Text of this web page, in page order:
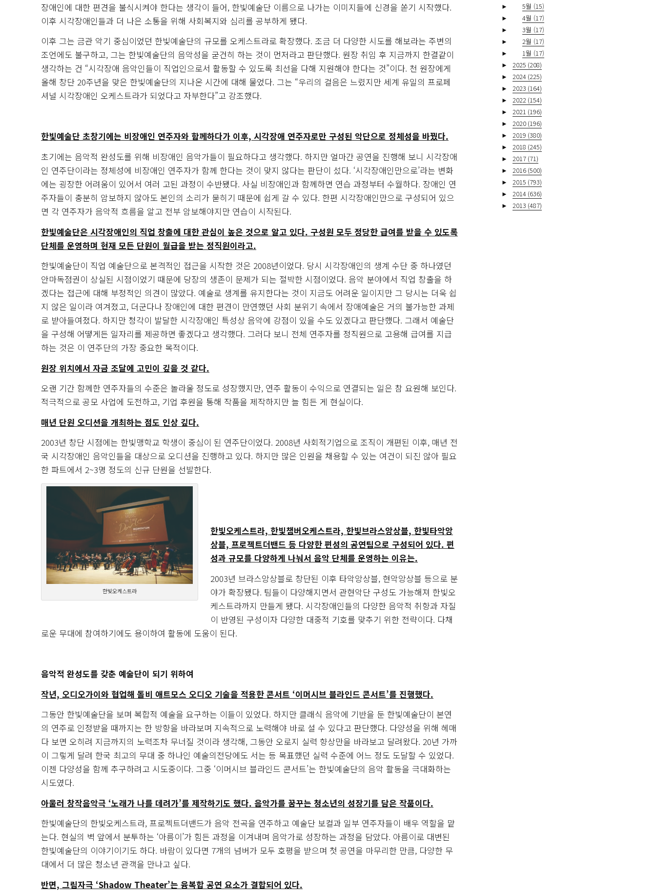
장애인에 대한 편견을 불식시켜야 한다는 생각이 들어, 한빛예술단 이름으로 나가는 이미지들에 신경을 쏟기 시작했다.
이후 시각장애인들과 더 나은 소통을 위해 사회복지와 심리를 공부하게 됐다.
이후 그는 금관 악기 중심이었던 한빛예술단의 규모를 오케스트라로 확장했다. 조금 더 다양한 시도를 해보라는 주변의
조언에도 불구하고, 그는 한빛예술단의 음악성을 굳건히 하는 것이 먼저라고 판단했다. 원장 취임 후 지금까지 한결같이
생각하는 건 “시각장애 음악인들이 직업인으로서 활동할 수 있도록 최선을 다해 지원해야 한다는 것”이다. 천 원장에게
올해 창단 20주년을 맞은 한빛예술단의 지나온 시간에 대해 물었다. 그는 “우리의 걸음은 느렸지만 세계 유일의 프로페
셔널 시각장애인 오케스트라가 되었다고 자부한다”고 강조했다.
한빛예술단 초창기에는 비장애인 연주자와 함께하다가 이후, 시각장애 연주자로만 구성된 악단으로 정체성을 바꿨다.
초기에는 음악적 완성도를 위해 비장애인 음악가들이 필요하다고 생각했다. 하지만 얼마간 공연을 진행해 보니 시각장애
인 연주단이라는 정체성에 비장애인 연주자가 함께 한다는 것이 맞지 않다는 판단이 섰다. ‘시각장애인만으로’라는 변화
에는 굉장한 어려움이 있어서 여러 고된 과정이 수반됐다. 사실 비장애인과 함께하면 연습 과정부터 수월하다. 장애인 연
주자들이 충분히 암보하지 않아도 본인의 소리가 묻히기 때문에 쉽게 갈 수 있다. 한편 시각장애인만으로 구성되어 있으
면 각 연주자가 음악적 흐름을 알고 전부 암보해야지만 연습이 시작된다.
한빛예술단은 시각장애인의 직업 창출에 대한 관심이 높은 것으로 알고 있다. 구성원 모두 정당한 급여를 받을 수 있도록
단체를 운영하며 현재 모든 단원이 월급을 받는 정직원이라고.
한빛예술단이 직업 예술단으로 본격적인 접근을 시작한 것은 2008년이었다. 당시 시각장애인의 생계 수단 중 하나였던
안마독점권이 상실된 시점이었기 때문에 당장의 생존이 문제가 되는 절박한 시점이었다. 음악 분야에서 직업 창출을 하
겠다는 접근에 대해 부정적인 의견이 많았다. 예술로 생계를 유지한다는 것이 지금도 어려운 일이지만 그 당시는 더욱 쉽
지 않은 일이라 여겨졌고, 더군다나 장애인에 대한 편견이 만연했던 사회 분위기 속에서 장애예술은 거의 불가능한 과제
로 받아들여졌다. 하지만 청각이 발달한 시각장애인 특성상 음악에 강점이 있을 수도 있겠다고 판단했다. 그래서 예술단
을 구성해 어떻게든 일자리를 제공하면 좋겠다고 생각했다. 그러다 보니 전체 연주자를 정직원으로 고용해 급여를 지급
하는 것은 이 연주단의 가장 중요한 목적이다.
원장 위치에서 자금 조달에 고민이 깊을 것 같다.
오랜 기간 함께한 연주자들의 수준은 놀라울 정도로 성장했지만, 연주 활동이 수익으로 연결되는 일은 참 요원해 보인다.
적극적으로 공모 사업에 도전하고, 기업 후원을 통해 작품을 제작하지만 늘 힘든 게 현실이다.
매년 단원 오디션을 개최하는 점도 인상 깊다.
2003년 창단 시점에는 한빛맹학교 학생이 중심이 된 연주단이었다. 2008년 사회적기업으로 조직이 개편된 이후, 매년 전
국 시각장애인 음악인들을 대상으로 오디션을 진행하고 있다. 하지만 많은 인원을 채용할 수 있는 여건이 되진 않아 필요
한 파트에서 2~3명 정도의 신규 단원을 선발한다.
한빛오케스트라
한빛오케스트라, 한빛챔버오케스트라, 한빛브라스앙상블, 한빛타악앙
상블, 프로젝트더밴드 등 다양한 편성의 공연팀으로 구성되어 있다. 편
성과 규모를 다양하게 나눠서 음악 단체를 운영하는 이유는.
2003년 브라스앙상블로 창단된 이후 타악앙상블, 현악앙상블 등으로 분
야가 확장됐다. 팀들이 다양해지면서 관현악단 구성도 가능해져 한빛오
케스트라까지 만들게 됐다. 시각장애인들의 다양한 음악적 취향과 자질
이 반영된 구성이자 다양한 대중적 기호를 맞추기 위한 전략이다. 다채
로운 무대에 참여하기에도 용이하여 활동에 도움이 된다.
음악적 완성도를 갖춘 예술단이 되기 위하여
작년, 오디오가이와 협업해 돌비 애트모스 오디오 기술을 적용한 콘서트 ‘이머시브 블라인드 콘서트’를 진행했다.
그동안 한빛예술단을 보며 복합적 예술을 요구하는 이들이 있었다. 하지만 클래식 음악에 기반을 둔 한빛예술단이 본연
의 연주로 인정받을 때까지는 한 방향을 바라보며 지속적으로 노력해야 바로 설 수 있다고 판단했다. 다양성을 위해 헤매
다 보면 오히려 지금까지의 노력조차 무너질 것이라 생각해, 그동안 오로지 실력 향상만을 바라보고 달려왔다. 20년 가까
이 그렇게 달려 한국 최고의 무대 중 하나인 예술의전당에도 서는 등 목표했던 실력 수준에 어느 정도 도달할 수 있었다.
이젠 다양성을 함께 추구하려고 시도중이다. 그중 ‘이머시브 블라인드 콘서트’는 한빛예술단의 음악 활동을 극대화하는
시도였다.
아울러 창작음악극 ‘노래가 나를 데려가’를 제작하기도 했다. 음악가를 꿈꾸는 청소년의 성장기를 담은 작품이다.
한빛예술단의 한빛오케스트라, 프로젝트더밴드가 음악 전곡을 연주하고 예술단 보컬과 일부 연주자들이 배우 역할을 맡
는다. 현실의 벽 앞에서 분투하는 ‘아름이’가 힘든 과정을 이겨내며 음악가로 성장하는 과정을 담았다. 아름이로 대변된
한빛예술단의 이야기이기도 하다. 바람이 있다면 7개의 넘버가 모두 호평을 받으며 첫 공연을 마무리한 만큼, 다양한 무
대에서 더 많은 청소년 관객을 만나고 싶다.
반면, 그림자극 ‘Shadow Theater’는 융복합 공연 요소가 결합되어 있다.
►
5월 (15)
►
4월 (17)
►
3월 (17)
►
2월 (17)
►
1월 (17)
►
2025 (208)
►
2024 (225)
►
2023 (164)
►
2022 (154)
►
2021 (196)
►
2020 (196)
►
2019 (380)
►
2018 (245)
►
2017 (71)
►
2016 (500)
►
2015 (793)
►
2014 (636)
►
2013 (487)